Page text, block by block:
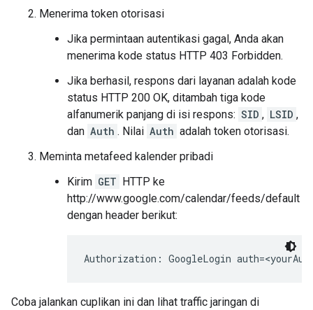
Menerima token otorisasi
Jika permintaan autentikasi gagal, Anda akan
menerima kode status HTTP 403 Forbidden.
Jika berhasil, respons dari layanan adalah kode
status HTTP 200 OK, ditambah tiga kode
alfanumerik panjang di isi respons: SID , LSID ,
dan Auth . Nilai Auth adalah token otorisasi.
Meminta metafeed kalender pribadi
Kirim GET
HTTP ke
http://www.google.com/calendar/feeds/default
dengan header berikut:
Coba jalankan cuplikan ini dan lihat traffic jaringan di